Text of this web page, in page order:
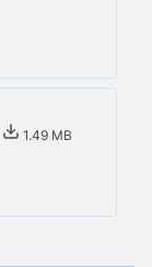
1.49 MB